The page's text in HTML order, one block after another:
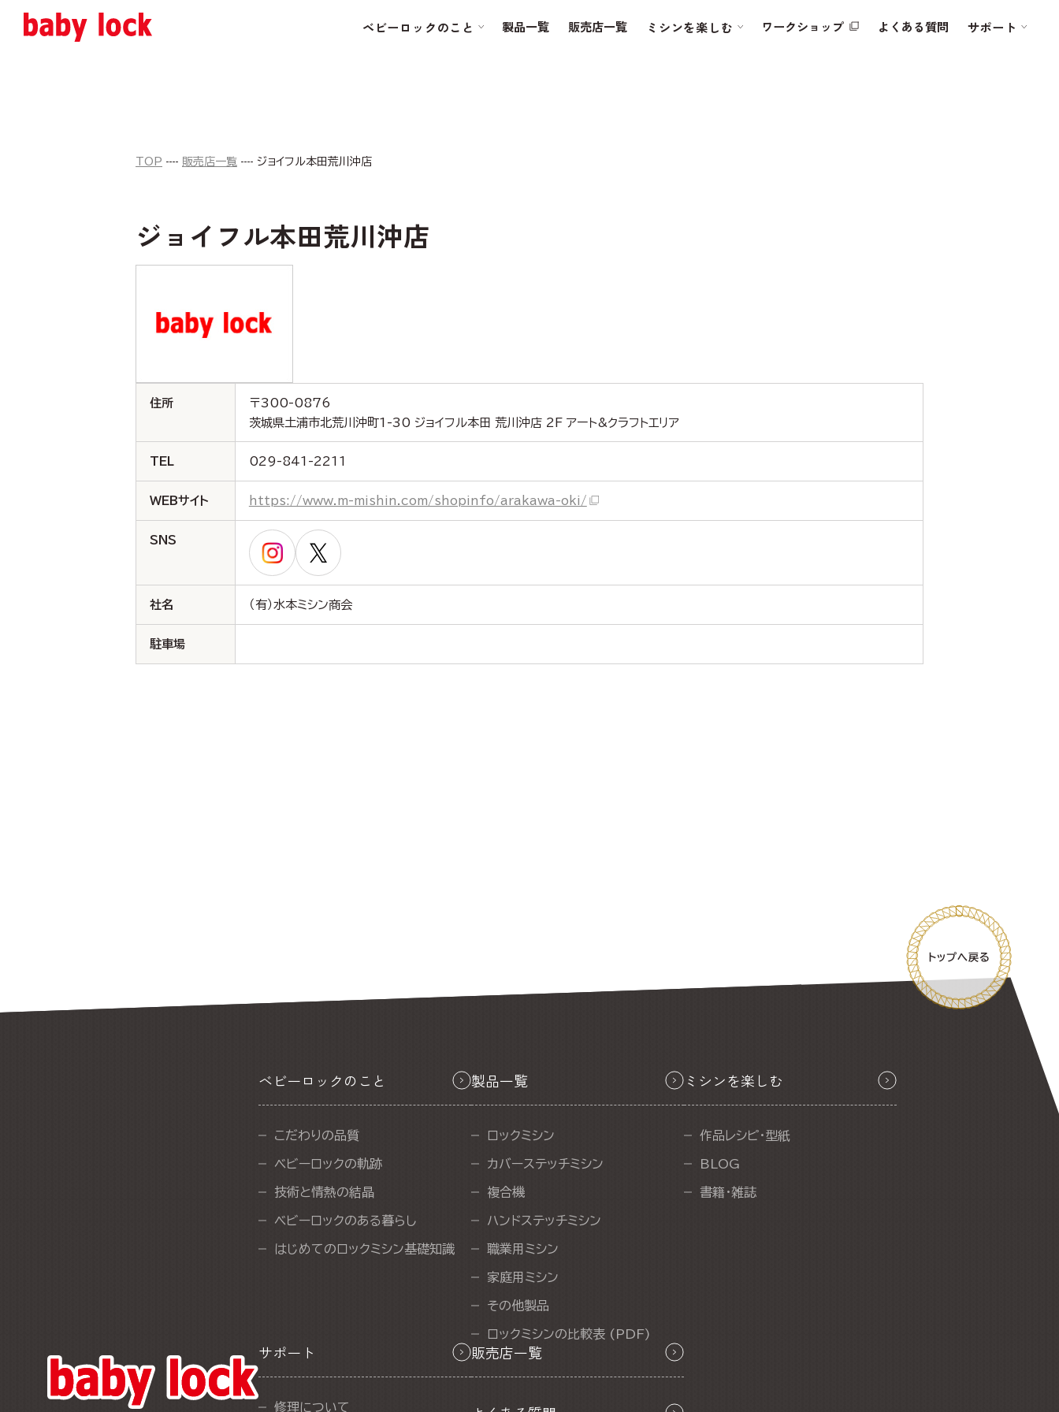
ベビーロックのこと 製品一覧 販売店一覧 ミシンを楽しむ ワークショップ よくある質問 サポート
TOP 販売店一覧 ジョイフル本田荒川沖店
ジョイフル本田荒川沖店
住所
〒300-0876
茨城県土浦市北荒川沖町1-30 ジョイフル本田 荒川沖店 2F アート&クラフトエリア
TEL 029-841-2211
WEBサイト https://www.m-mishin.com/shopinfo/arakawa-oki/
SNS
社名 （有）水本ミシン商会
駐車場
ベビーロックのこと
こだわりの品質
ベビーロックの軌跡
技術と情熱の結晶
ベビーロックのある暮らし
はじめてのロックミシン基礎知識
製品一覧
ロックミシン
カバーステッチミシン
複合機
ハンドステッチミシン
職業用ミシン
家庭用ミシン
その他製品
ロックミシンの比較表 (PDF)
ミシンを楽しむ
作品レシピ・型紙
BLOG
書籍・雑誌
サポート
修理について
販売店一覧